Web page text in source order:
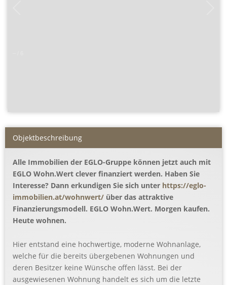
Objekt­beschreibung
Alle Immobilien der EGLO-Gruppe können jetzt auch mit
EGLO Wohn.Wert clever finanziert werden. Haben Sie
Interesse? Dann erkundigen Sie sich unter https://eglo-
immobilien.at/wohnwert/ über das attraktive
Finanzierungsmodell. EGLO Wohn.Wert. Morgen kaufen.
Heute wohnen.
Hier entstand eine hochwertige, moderne Wohnanlage,
welche für die bereits übergebenen Wohnungen und
deren Besitzer keine Wünsche offen lässt. Bei der
ausgewiesenen Wohnung handelt es sich um die letzte